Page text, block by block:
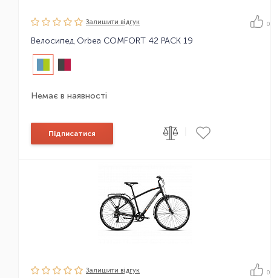
Залишити вiдгук 0
Велосипед Orbea COMFORT 42 PACK 19
Немає в наявності
Підписатися
Залишити вiдгук 0